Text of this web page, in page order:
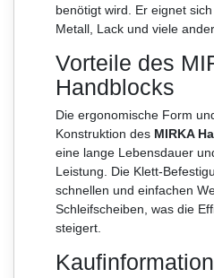
benötigt wird. Er eignet
Metall, Lack und viele
Vorteile des
Handblocks
Die ergonomische Form
Konstruktion des MIRKA
eine lange Lebensdauer
Leistung. Die Klett-
schnellen und einfachen
Schleifscheiben, was die
steigert.